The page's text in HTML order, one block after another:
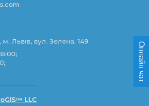
м. Львів, вул. Зелена, 149
LLC
Онлайн чат